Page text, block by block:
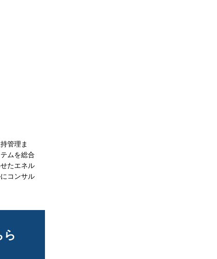
管理ま
ムを総合
たエネル
コンサル
ら